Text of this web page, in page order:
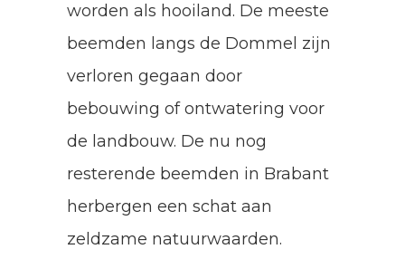
worden als hooiland. De meeste
beemden langs de Dommel zijn
verloren gegaan door
bebouwing of ontwatering voor
de landbouw. De nu nog
resterende beemden in Brabant
herbergen een schat aan
zeldzame natuurwaarden.